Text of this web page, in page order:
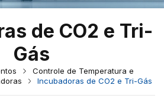
de CO2 e Tri-
Gás
Controle de Temperatura e
Incubadoras de CO2 e Tri-Gás